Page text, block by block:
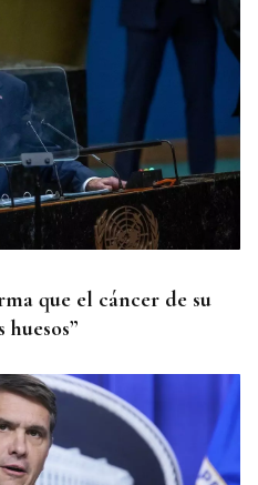
que el cáncer de su